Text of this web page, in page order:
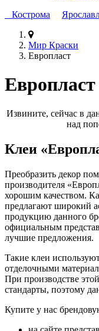
Кострома
Мир Краски
Европласт
Европласт
Извините, сейчас в
над
Клеи
Преобразить декор
производителя
хорошим качеством.
предлагают широкий
продукцию данного
официальным
лучшие предложения.
Такие клеи
отделочными
При производстве
стандарты, поэтому
Купите у нас